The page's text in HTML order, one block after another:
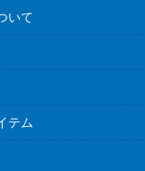
エントリーデッキ
いて
テム